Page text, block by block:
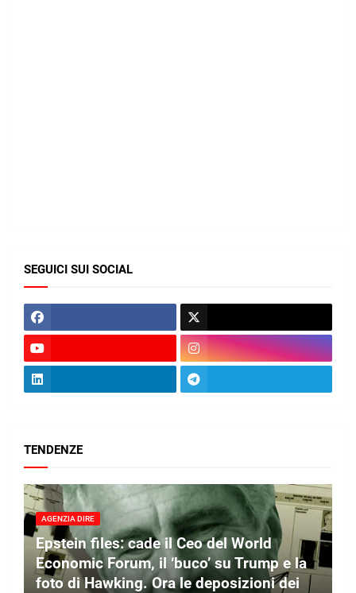
SEGUICI SUI SOCIAL
TENDENZE
AGENZIA DIRE
Epstein files: cade il Ceo del World
Economic Forum, il ‘buco’ su Trump e la
foto di Hawking. Ora le deposizioni dei